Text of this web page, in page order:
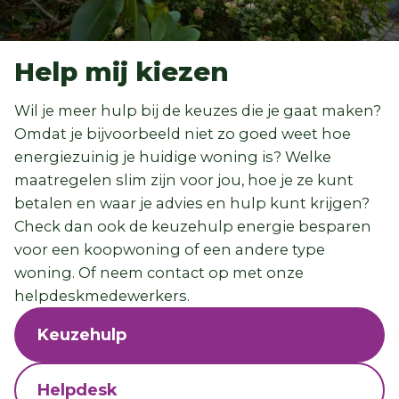
Help mij kiezen
Wil je meer hulp bij de keuzes die je gaat maken?
Omdat je bijvoorbeeld niet zo goed weet hoe
energiezuinig je huidige woning is? Welke
maatregelen slim zijn voor jou, hoe je ze kunt
betalen en waar je advies en hulp kunt krijgen?
Check dan ook de keuzehulp energie besparen
voor een koopwoning of een andere type
woning. Of neem contact op met onze
helpdeskmedewerkers.
Keuzehulp
Helpdesk